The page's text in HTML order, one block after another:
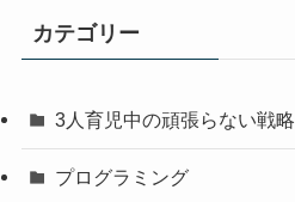
カテゴリー
3人育児中の頑張らない戦略
プログラミング